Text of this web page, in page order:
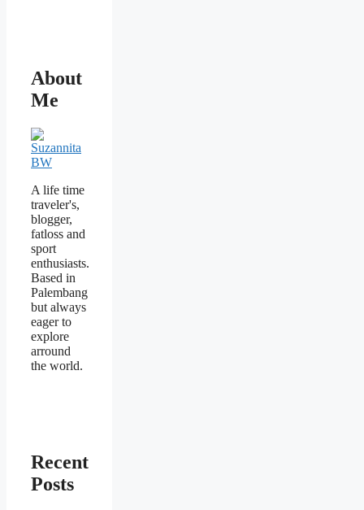
About
Me
A life time
traveler's,
blogger,
fatloss and
sport
enthusiasts.
Based in
Palembang
but always
eager to
explore
arround
the world.
Recent
Posts